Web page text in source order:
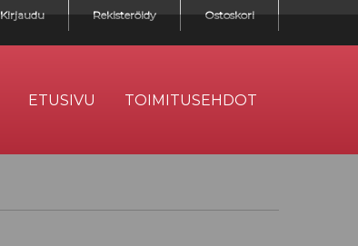
Kirjaudu Rekisteröidy Ostoskori
ETUSIVU TOIMITUSEHDOT